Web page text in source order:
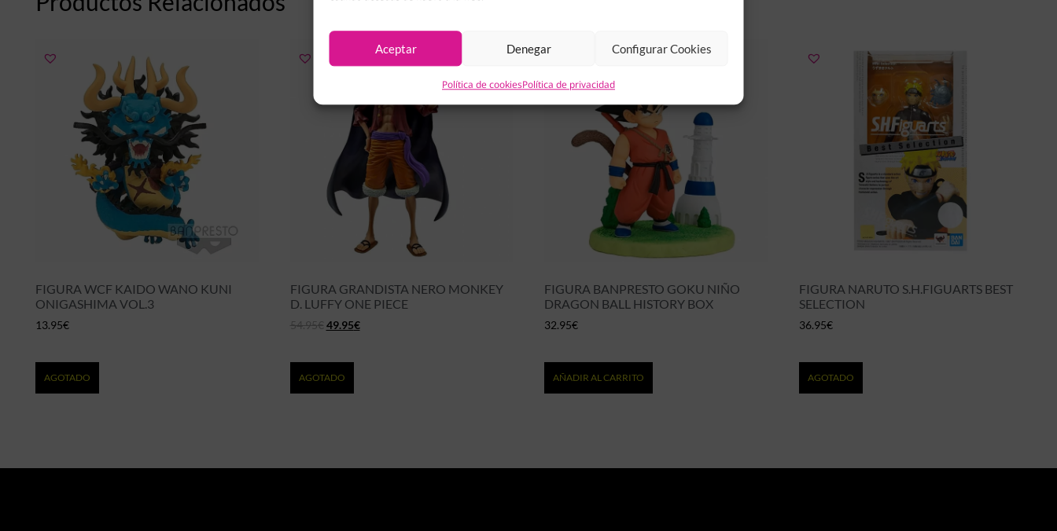
Aceptar Denegar Configurar Cookies
Política de cookiesPolítica de privacidad
FIGURA WCF KAIDO WANO KUNI
ONIGASHIMA VOL.3
13.95€
AGOTADO
FIGURA GRANDISTA NERO MONKEY
D. LUFFY ONE PIECE
54.95€ 49.95€
AGOTADO
FIGURA BANPRESTO GOKU NIÑO
DRAGON BALL HISTORY BOX
32.95€
AÑADIR AL CARRITO
FIGURA NARUTO S.H.FIGUARTS BEST
SELECTION
36.95€
AGOTADO